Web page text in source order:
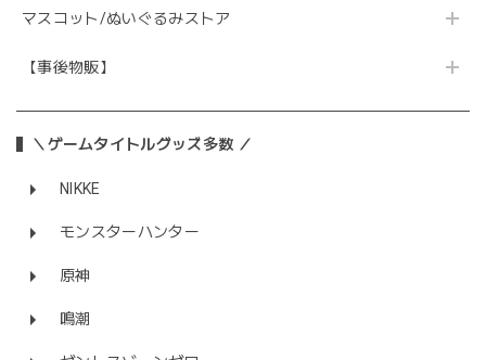
マスコット/ぬいぐるみストア
【事後物販】
＼ゲームタイトルグッズ多数 ／
NIKKE
モンスターハンター
原神
鳴潮